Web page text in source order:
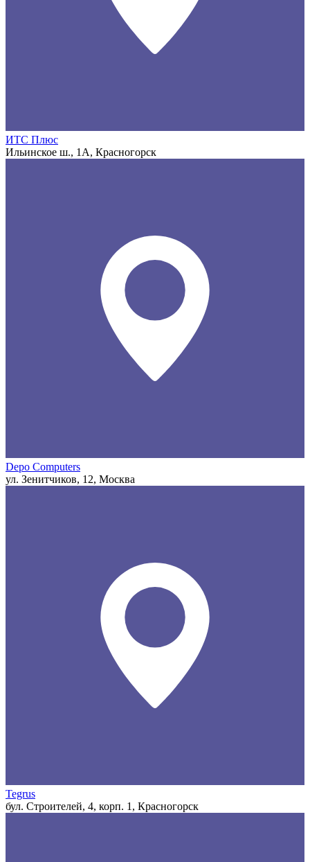
ИТС Плюс
Ильинское ш., 1А, Красногорск
Depo Computers
ул. Зенитчиков, 12, Москва
Tegrus
бул. Строителей, 4, корп. 1, Красногорск